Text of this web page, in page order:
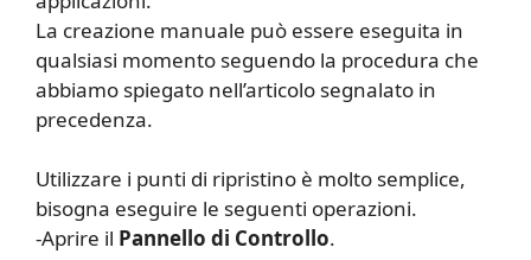
La creazione manuale può essere eseguita in
qualsiasi momento seguendo la procedura che
abbiamo spiegato nell’articolo segnalato in
precedenza.
Utilizzare i punti di ripristino è molto semplice,
bisogna eseguire le seguenti operazioni.
-Aprire il Pannello di Controllo.